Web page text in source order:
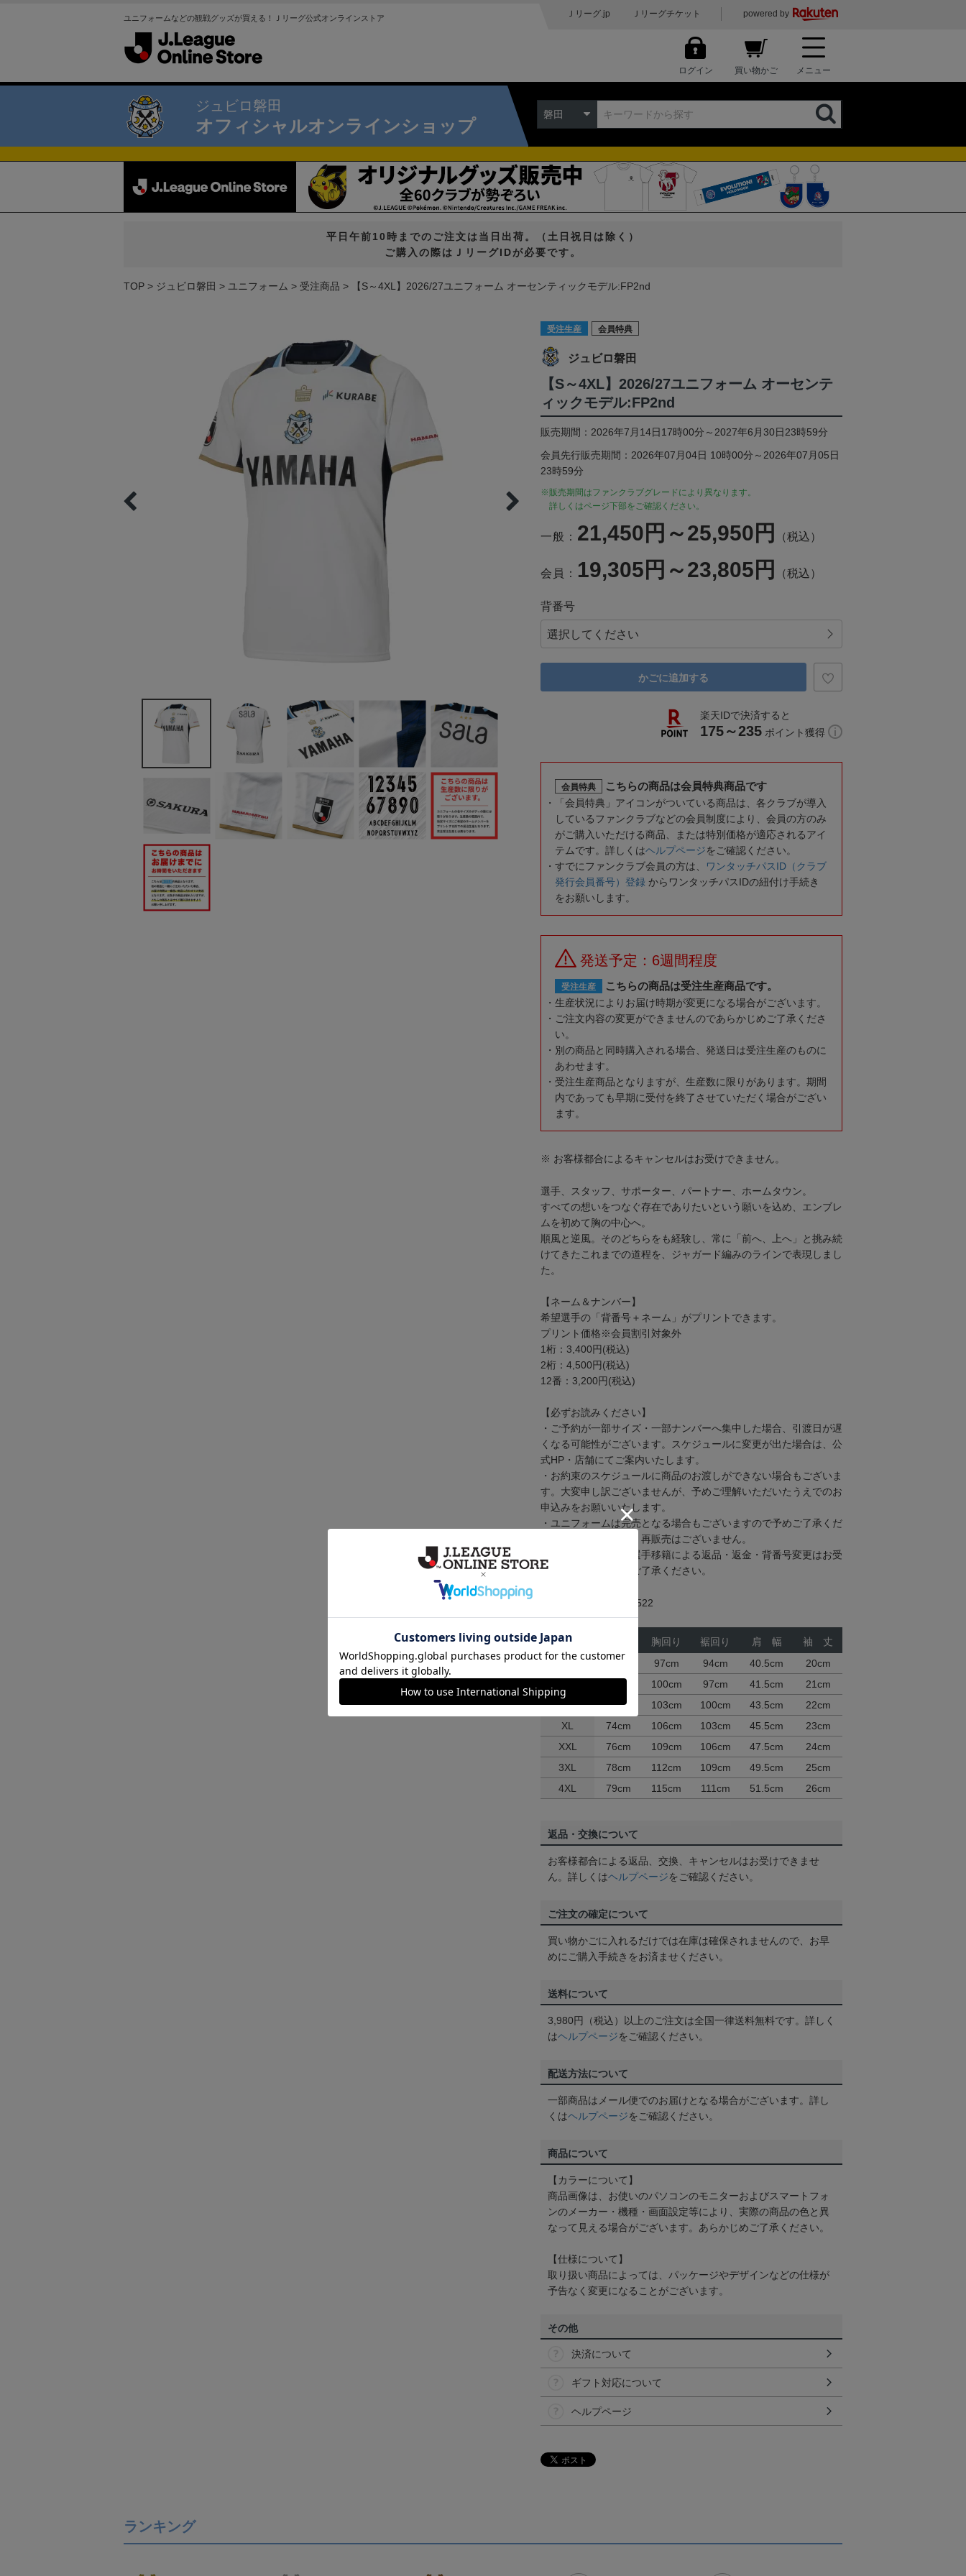
ユニフォームなどの観戦グッズが買える！Ｊリーグ公式オンラインストア Ｊリーグ.jp Ｊリーグチケット powered by
ログイン 買い物かご メニュー
ジュビロ磐田
オフィシャルオンラインショップ
磐田
平日午前10時までのご注文は当日出荷。（土日祝日は除く）
ご購入の際はＪリーグIDが必要です。
TOP ジュビロ磐田 ユニフォーム 受注商品 【S～4XL】2026/27ユニフォーム オーセンティックモデル:FP2nd
受注生産 会員特典
ジュビロ磐田
【S～4XL】2026/27ユニフォーム オーセンテ
ィックモデル:FP2nd
販売期間：2026年7月14日17時00分～2027年6月30日23時59分
会員先行販売期間：2026年07月04日 10時00分～2026年07月05日
23時59分
※販売期間はファンクラブグレードにより異なります。
詳しくはページ下部をご確認ください。
一般： 21,450円～25,950円 （税込）
会員： 19,305円～23,805円 （税込）
背番号
かごに追加する
楽天IDで決済すると
175～235 ポイント獲得
会員特典 こちらの商品は会員特典商品です
「会員特典」アイコンがついている商品は、各クラブが導入
しているファンクラブなどの会員制度により、会員の方のみ
がご購入いただける商品、または特別価格が適応されるアイ
テムです。詳しくはヘルプページをご確認ください。
すでにファンクラブ会員の方は、
ワンタッチパスID（クラブ
発行会員番号）登録 からワンタッチパスIDの紐付け手続き
をお願いします。
発送予定：6週間程度
受注生産 こちらの商品は受注生産商品です。
生産状況によりお届け時期が変更になる場合がございます。
ご注文内容の変更ができませんのであらかじめご了承くださ
い。
別の商品と同時購入される場合、発送日は受注生産のものに
あわせます。
受注生産商品となりますが、生産数に限りがあります。期間
内であっても早期に受付を終了させていただく場合がござい
ます。
※ お客様都合によるキャンセルはお受けできません。
選手、スタッフ、サポーター、パートナー、ホームタウン。
すべての想いをつなぐ存在でありたいという願いを込め、エンブレ
ムを初めて胸の中心へ。
順風と逆風。そのどちらをも経験し、常に「前へ、上へ」と挑み続
けてきたこれまでの道程を、ジャガード編みのラインで表現しまし
た。
【ネーム＆ナンバー】
希望選手の「背番号＋ネーム」がプリントできます。
プリント価格※会員割引対象外
1桁：3,400円(税込)
2桁：4,500円(税込)
12番：3,200円(税込)
【必ずお読みください】
・ご予約が一部サイズ・一部ナンバーへ集中した場合、引渡日が遅
くなる可能性がございます。スケジュールに変更が出た場合は、公
式HP・店舗にてご案内いたします。
・お約束のスケジュールに商品のお渡しができない場合もございま
す。大変申し訳ございませんが、予めご理解いただいたうえでのお
申込みをお願いいたします。
・ユニフォームは完売となる場合もございますので予めご了承くだ
さい。完売した場合、再販売はございません。
・商品お受取り後の選手移籍による返品・返金・背番号変更はお受
けできません。予めご了承ください。
メーカー品番：ju901522
サイズ 胸回り 裾回り 肩 幅
袖 丈
S
68cm 97cm 94cm 40.5cm
20cm
70cm 100cm 97cm 41.5cm
21cm
L
72cm 103cm 100cm 43.5cm
22cm
XL
74cm 106cm 103cm 45.5cm
23cm
XXL
76cm 109cm 106cm 47.5cm
24cm
3XL
78cm 112cm 109cm 49.5cm
25cm
4XL
79cm 115cm 111cm 51.5cm 26cm
返品・交換について
お客様都合による返品、交換、キャンセルはお受けできませ
ん。詳しくはヘルプページをご確認ください。
ご注文の確定について
買い物かごに入れるだけでは在庫は確保されませんので、お早
めにご購入手続きをお済ませください。
送料について
3,980円（税込）以上のご注文は全国一律送料無料です。詳しく
はヘルプページをご確認ください。
配送方法について
一部商品はメール便でのお届けとなる場合がございます。詳し
くはヘルプページをご確認ください。
商品について
【カラーについて】
商品画像は、お使いのパソコンのモニターおよびスマートフォ
ンのメーカー・機種・画面設定等により、実際の商品の色と異
なって見える場合がございます。あらかじめご了承ください。
【仕様について】
取り扱い商品によっては、パッケージやデザインなどの仕様が
予告なく変更になることがございます。
その他
決済について
ギフト対応について
ヘルプページ
ランキング